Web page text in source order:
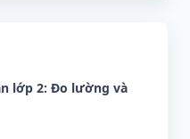
lớp 2: Đo lường và